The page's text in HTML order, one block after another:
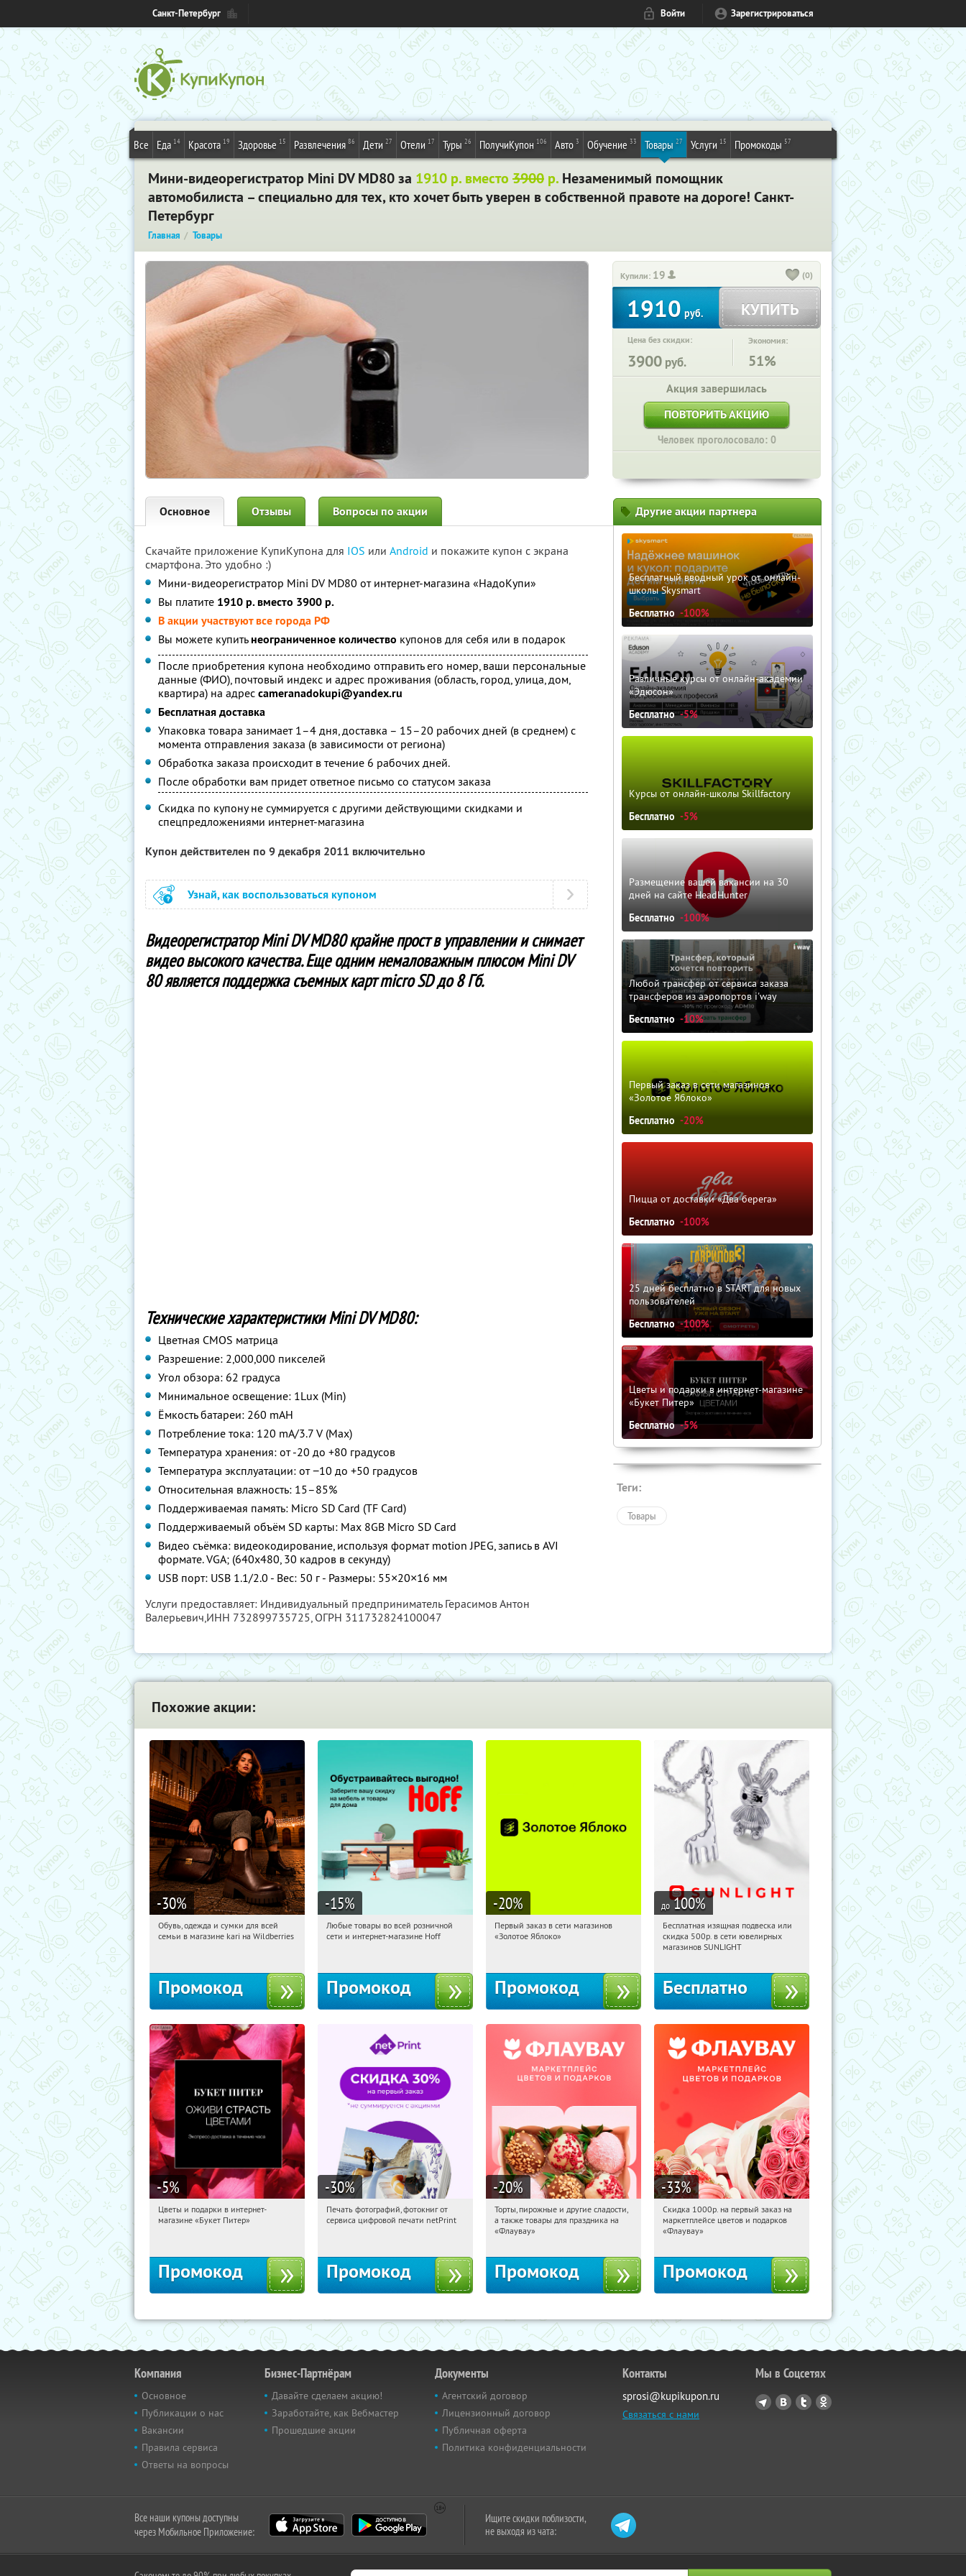
Санкт-Петербург Войти Зарегистрироваться
Все Еда 14 Красота 19 Здоровье 15 Развлечения 86 Дети 27 Отели 17 Туры 26 ПолучиКупон 106 Авто 3 Обучение 33 Товары 27 Услуги 15 Промокоды 57
Мини-видеорегистратор Mini DV MD80 за 1910 р. вместо 3900 р. Незаменимый помощник
автомобилиста – специально для тех, кто хочет быть уверен в собственной правоте на дороге! Санкт-
Петербург
Главная Товары
Купили: 19 (0)
1910руб. КУПИТЬ
Цена без скидки:
3900 руб.
Экономия:
51%
Акция завершилась
ПОВТОРИТЬ АКЦИЮ
Человек проголосовало: 0
Основное Отзывы Вопросы по акции
Скачайте приложение КупиКупона для IOS или Android и покажите купон с экрана
смартфона. Это удобно :)
Мини-видеорегистратор Mini DV MD80 от интернет-магазина «НадоКупи»
Вы платите 1910 р. вместо 3900 р.
В акции участвуют все города РФ
Вы можете купитьнеограниченное количество купонов для себя или в подарок
После приобретения купона необходимо отправить его номер, ваши персональные
данные (ФИО), почтовый индекс и адрес проживания (область, город, улица, дом,
квартира) на адрес cameranadokupi@yandex.ru
Бесплатная доставка
Упаковка товара занимает 1–4 дня, доставка – 15–20 рабочих дней (в среднем) с
момента отправления заказа (в зависимости от региона)
Обработка заказа происходит в течение 6 рабочих дней.
После обработки вам придет ответное письмо со статусом заказа
Скидка по купону не суммируется с другими действующими скидками и
спецпредложениями интернет-магазина
Купон действителен по 9 декабря 2011 включительно
Узнай, как воспользоваться купоном
Видеорегистратор Mini DV MD80 крайне прост в управлении и снимает
видео высокого качества. Еще одним немаловажным плюсом Mini DV
80 является поддержка съемных карт micro SD до 8 Гб.
Технические характеристики Mini DV MD80:
Цветная CMOS матрица
Разрешение: 2,000,000 пикселей
Угол обзора: 62 градуса
Минимальное освещение: 1Lux (Min)
Ёмкость батареи: 260 mAH
Потребление тока: 120 mA/3.7 V (Max)
Температура хранения: от -20 до +80 градусов
Температура эксплуатации: от −10 до +50 градусов
Относительная влажность: 15–85%
Поддерживаемая память: Micro SD Card (TF Card)
Поддерживаемый объём SD карты: Max 8GB Micro SD Card
Видео съёмка: видеокодирование, используя формат motion JPEG, запись в AVI
формате. VGA; (640x480, 30 кадров в секунду)
USB порт: USB 1.1/2.0 - Вес: 50 г - Размеры: 55×20×16 мм
Услуги предоставляет: Индивидуальный предприниматель Герасимов Антон
Валерьевич,ИНН 732899735725, ОГРН 311732824100047
Другие акции партнера
Бесплатный вводный урок от онлайн-
школы Skysmart
Бесплатно -100%
Различные курсы от онлайн-академии
«Эдюсон»
Бесплатно -5%
Курсы от онлайн-школы Skillfactory
Бесплатно -5%
Размещение вашей вакансии на 30
дней на сайте HeadHunter
Бесплатно -100%
Любой трансфер от сервиса заказа
трансферов из аэропортов i'way
Бесплатно -10%
Первый заказ в сети магазинов
«Золотое Яблоко»
Бесплатно -20%
Пицца от доставки «Два берега»
Бесплатно -100%
25 дней бесплатно в START для новых
пользователей
Бесплатно -100%
Цветы и подарки в интернет-магазине
«Букет Питер»
Бесплатно -5%
Теги:
Товары
Похожие акции:
-30%
12:35:03 Получили:
Обувь, одежда и сумки для всей
семьи в магазине kari на Wildberries
Промокод
-15%
12:35:03 Получили:
Любые товары во всей розничной
сети и интернет-магазине Hoff
Промокод
-20%
12:35:03
Получи первым!
Первый заказ в сети магазинов
«Золотое Яблоко»
Промокод
до 100%
12:35:03 Получили:
Россия
Бесплатная изящная подвеска или
скидка 500р. в сети ювелирных
магазинов SUNLIGHT
Бесплатно
-5%
12:35:03
Получи первым!
Цветы и подарки в интернет-
магазине «Букет Питер»
Промокод
-30%
12:35:03 Получили:
Печать фотографий, фотокниг от
сервиса цифровой печати netPrint
Промокод
-20%
12:35:03 Получили:
Россия
Торты, пирожные и другие сладости,
а также товары для праздника на
«Флаувау»
Промокод
-33%
12:35:03 Получили:
Россия
Скидка 1000р. на первый заказ на
маркетплейсе цветов и подарков
«Флаувау»
Промокод
Компания
Основное
Публикации о нас
Вакансии
Правила сервиса
Ответы на вопросы
Бизнес-Партнёрам
Давайте сделаем акцию!
Заработайте, как Вебмастер
Прошедшие акции
Документы
Агентский договор
Лицензионный договор
Публичная оферта
Политика конфиденциальности
Контакты
sprosi@kupikupon.ru
Связаться с нами
Мы в Соцсетях
Все наши купоны доступны
через Мобильное Приложение:
Ищите скидки поблизости,
не выходя из чата: